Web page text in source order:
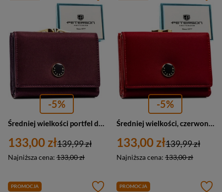
-5%
Średniej wielkości portfel damski wykonany ze skóry naturalnej i ekologicznej w fioletowym kolorze - Peterson
133,00 zł
Najniższa cena: 133,00 zł
139,99 zł
-5%
Średniej wielkości, czerwony portfel damski wykonany ze skóry naturalnej i ekologicznej - Peterson
133,00 zł
Najniższa cena: 133,00 zł
139,99 zł
PROMOCJA PROMOCJA